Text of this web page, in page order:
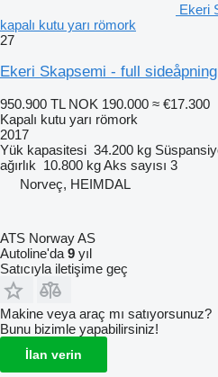
Ekeri
kapalı kutu yarı römork
27
Ekeri Skapsemi - full
950.900 TL NOK 190.000 ≈ €17.300
Kapalı kutu yarı römork
2017
Yük kapasitesi 34.200 kg
ağırlık 10.800 kgAks sayısı 3
Norveç, HEIMDAL
ATS Norway AS
Autoline'da 9 yıl
Satıcıyla iletişime geç
Makine veya araç mı satıyorsunuz?
Bunu bizimle yapabilirsiniz!
İlan verin